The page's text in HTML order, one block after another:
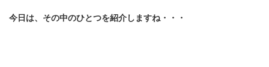
今日は、その中のひとつを紹介しますね・・・